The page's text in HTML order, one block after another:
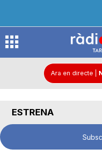
R
Ara en directe
ESTRENA